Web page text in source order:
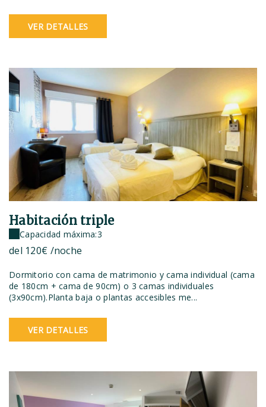
VER DETALLES
Habitación triple
Capacidad máxima:3
del 120€ /noche
Dormitorio con cama de matrimonio y cama individual (cama
de 180cm + cama de 90cm) o 3 camas individuales
(3x90cm).Planta baja o plantas accesibles me...
VER DETALLES